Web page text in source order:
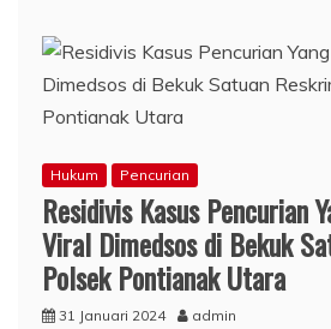
Hukum Pencurian
Residivis Kasus Pencurian
Viral Dimedsos di Bekuk
Polsek Pontianak Utara
31 Januari 2024 admin